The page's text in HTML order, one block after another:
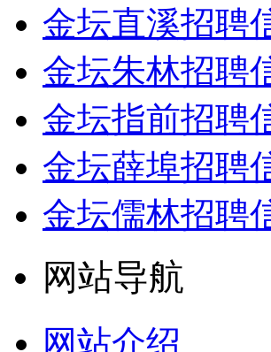
金坛直溪招聘
金坛朱林招聘
金坛指前招聘
金坛薛埠招聘
金坛儒林招聘
网站导航
网站介绍